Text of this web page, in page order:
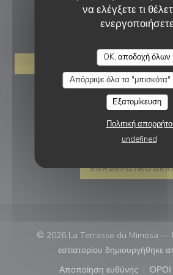
να ελέγξετε τι
ενεργοποιήσετε
OK, αποδοχή όλων
Απόρριψε όλα τα
Εξατομίκευση
Πολιτική
undefined
ΚΡΆΤΗΣΗ
ΚΆΝΤΕ ΚΡΆΤΗΣΗ
ΑΚΟΛΟΥΘΉΣΤΕ
Facebook
ΕΝΗΜΕΡΩΤΙΚΌ
© 2026 La Terrasse du Mimosa —
εστιατορίου δημιουργήθηκε
Αποποίηση ευθύνης
LA TERRASSE DU